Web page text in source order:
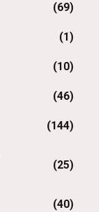
(69)
(1)
(10)
(46)
(144)
(25)
(40)